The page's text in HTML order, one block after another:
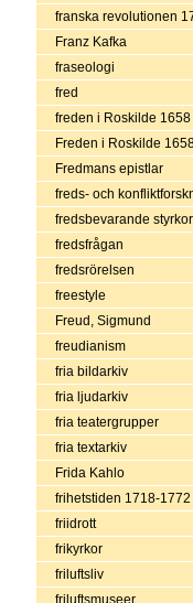
franska revolutionen
Franz Kafka
fraseologi
fred
freden i Roskilde 1658
Freden i Roskilde
Fredmans epistlar
freds- och
fredsbevarande styrkor
fredsfrågan
fredsrörelsen
freestyle
Freud, Sigmund
freudianism
fria bildarkiv
fria ljudarkiv
fria teatergrupper
fria textarkiv
Frida Kahlo
frihetstiden 1718-1772
friidrott
frikyrkor
friluftsliv
friluftsmuseer